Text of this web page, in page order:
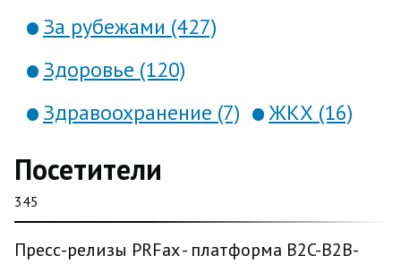
За рубежами (427)
Здоровье (120)
Здравоохранение (7)
ЖКХ (16)
Посетители
345
Пресс-релизы PRFax - платформа B2C-B2B-